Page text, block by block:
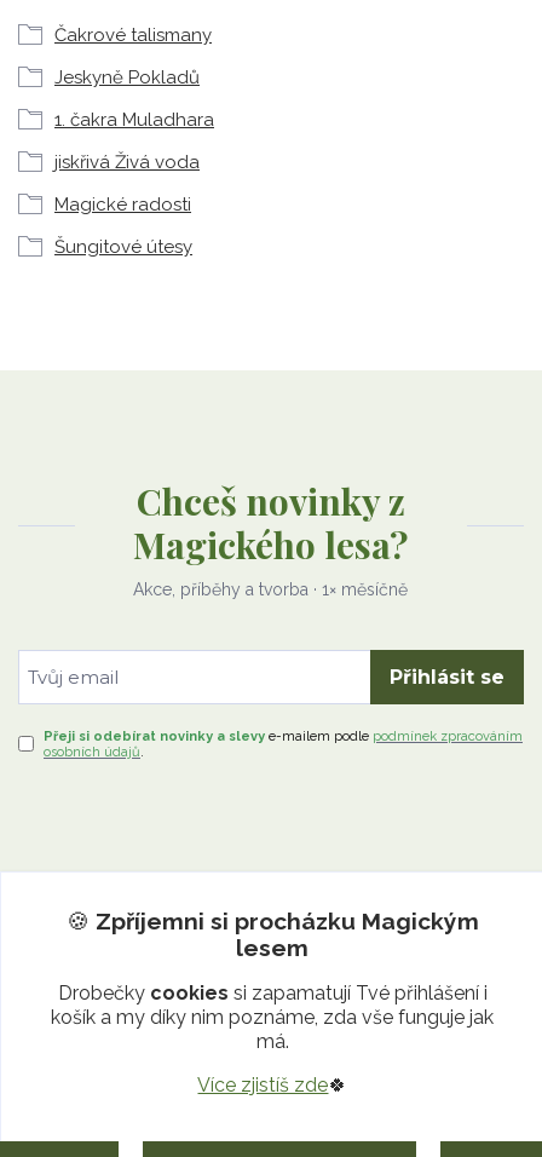
Čakrové talismany
Jeskyně Pokladů
1. čakra Muladhara
jiskřivá Živá voda
Magické radosti
Šungitové útesy
Chceš novinky z
Magického lesa?
Akce, příběhy a tvorba · 1× měsíčně
Přihlásit se
Přeji si odebírat novinky a slevy e-mailem podle podmínek zpracováním
osobních údajů.
🍪 Zpříjemni si procházku Magickým
lesem
Drobečky cookies si zapamatují Tvé přihlášení i
košík a my díky nim poznáme, zda vše funguje jak
má.
Více zjistíš zde🍀